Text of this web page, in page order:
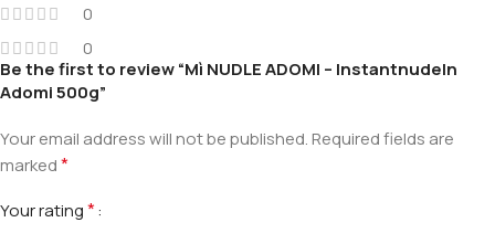
0
0
Be the first to review “Mì NUDLE ADOMI – Instantnudeln
Adomi 500g”
Your email address will not be published.Required fields are
marked*
Your rating*